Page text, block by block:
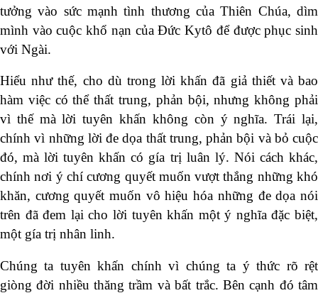
tưởng vào sức mạnh tình thương của Thiên Chúa, dìm
mình vào cuộc khổ nạn của Đức Kytô để được phục sinh
với Ngài.
Hiểu như thế, cho dù trong lời khấn đã giả thiết và bao
hàm việc có thể thất trung, phản bội, nhưng không phải
vì thế mà lời tuyên khấn không còn ý nghĩa. Trái lại,
chính vì những lời đe dọa thất trung, phản bội và bỏ cuộc
đó, mà lời tuyên khấn có gía trị luân lý. Nói cách khác,
chính nơi ý chí cương quyết muốn vượt thắng những khó
khăn, cương quyết muốn vô hiệu hóa những đe dọa nói
trên đã đem lại cho lời tuyên khấn một ý nghĩa đặc biệt,
một gía trị nhân linh.
Chúng ta tuyên khấn chính vì chúng ta ý thức rõ rệt
giòng đời nhiều thăng trầm và bất trắc. Bên cạnh đó tâm